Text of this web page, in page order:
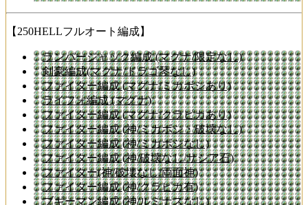
【250HELLフルオート編成】
ランバージャック編成 (マグナ/限定なし)
剣豪編成(マグナ/ドラゴ琴なし)
ファイター編成 (マグナ/ミカボシあり)
ライフォ編成 (マグナ)
ファイター編成 (マグナ/クラピカあり)
ファイター編成 (神/ミカボシ・破壊なし)
ファイター編成 (神/ミカボシなし)
ファイター編成 (神/破壊なし/サシア石)
ファイター(神/破壊なし/両面神)
ファイター編成 (神/クラピカ有)
ブギーマン編成 (神/ルミナスなし)